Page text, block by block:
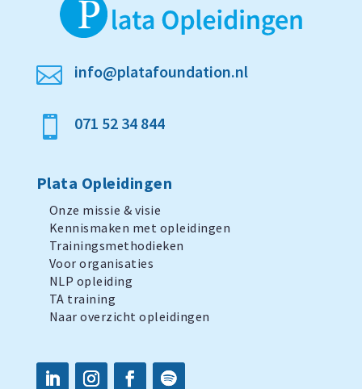
 info@platafoundation.nl
 071 52 34 844
Plata Opleidingen
Onze missie & visie
Kennismaken met opleidingen
Trainingsmethodieken
Voor organisaties
NLP opleiding
TA training
Naar overzicht opleidingen